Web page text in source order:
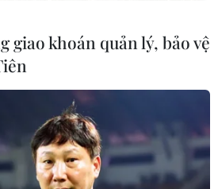
giao khoán quản lý, bảo vệ